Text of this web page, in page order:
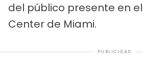
del público presente en
Center de Miami.
PUBLICIDAD